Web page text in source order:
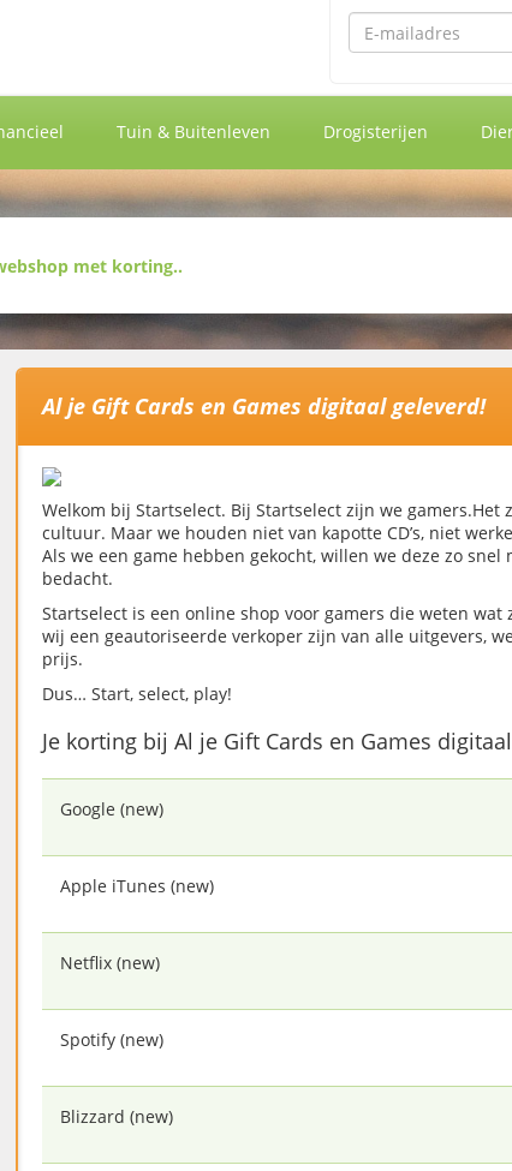
Emailadres
Tuin & Buitenleven Drogisterijen
Al je Gift Cards en Games digitaal geleverd!
Welkom bij Startselect. Bij Startselect zijn we
cultuur. Maar we houden niet van kapotte CD’s, niet
Als we een game hebben gekocht, willen we deze zo
bedacht.
Startselect is een online shop voor gamers die weten
wij een geautoriseerde verkoper zijn van alle uitgevers,
prijs.
Dus… Start, select, play!
Je korting bij Al je Gift Cards en Games
Google (new)
Apple iTunes (new)
Netflix (new)
Spotify (new)
Blizzard (new)